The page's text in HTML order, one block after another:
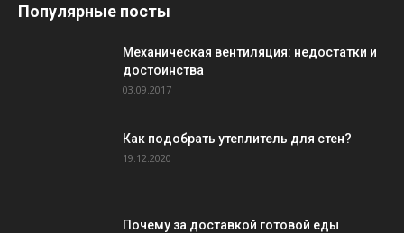
Популярные посты
Механическая вентиляция: недостатки и
достоинства
03.09.2017
Как подобрать утеплитель для стен?
19.12.2020
Почему за доставкой готовой еды